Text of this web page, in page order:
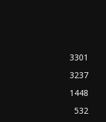
3301
3237
1448
532